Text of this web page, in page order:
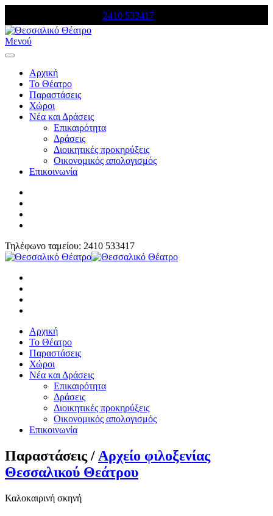
2410 533417
Μενού
Αρχική
Το Θέατρο
Παραστάσεις
Χώροι
Νέα και Δράσεις
Επικαιρότητα
Δράσεις
Διοικητικές προκηρύξεις
Οικονομικός απολογισμός
Επικοινωνία
Τηλέφωνο ταμείου: 2410 533417
Αρχική
Το Θέατρο
Παραστάσεις
Χώροι
Νέα και Δράσεις
Επικαιρότητα
Δράσεις
Διοικητικές προκηρύξεις
Οικονομικός απολογισμός
Επικοινωνία
Παραστάσεις / Αρχείο φιλοξενίας
Θεσσαλικού Θεάτρου
Καλοκαιρινή σκηνή